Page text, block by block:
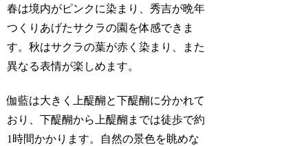
春は境内がピンクに染まり、秀吉が晩年
つくりあげたサクラの園を体感できま
す。秋はサクラの葉が赤く染まり、また
異なる表情が楽しめます。
伽藍は大きく上醍醐と下醍醐に分かれて
おり、下醍醐から上醍醐までは徒歩で約
1時間かかります。自然の景色を眺めな